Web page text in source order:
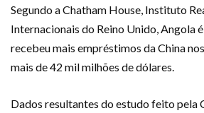
Segundo a Chatham House, Instituto
Internacionais do Reino Unido, Angola
recebeu mais empréstimos da China
mais de 42 mil milhões de dólares.
Dados resultantes do estudo feito pela